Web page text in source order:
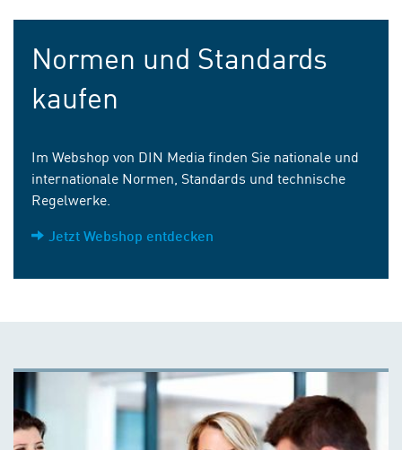
Normen und Standards
kaufen
Im Webshop von DIN Media finden Sie nationale und
internationale Normen, Standards und technische
Regelwerke.
Jetzt Webshop entdecken